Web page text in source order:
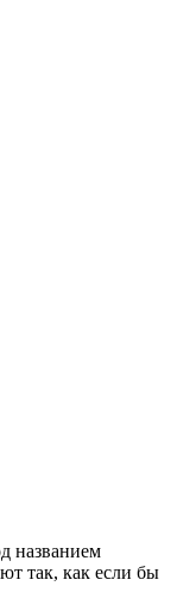
названием
так, как если бы